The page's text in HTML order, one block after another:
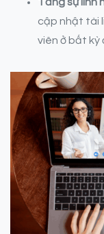
Tăng sự linh
cập nhật tài
viên ở bất kỳ